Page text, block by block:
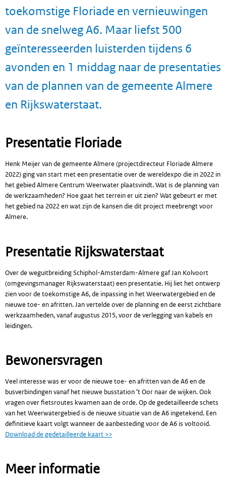
toekomstige Floriade en vernieuwingen
van de snelweg A6. Maar liefst 500
geïnteresseerden luisterden tijdens 6
avonden en 1 middag naar de presentaties
van de plannen van de gemeente Almere
en Rijkswaterstaat.
Presentatie Floriade
Henk Meijer van de gemeente Almere (projectdirecteur Floriade Almere
2022) ging van start met een presentatie over de wereldexpo die in 2022 in
het gebied Almere Centrum Weerwater plaatsvindt. Wat is de planning van
de werkzaamheden? Hoe gaat het terrein er uit zien? Wat gebeurt er met
het gebied na 2022 en wat zijn de kansen die dit project meebrengt voor
Almere.
Presentatie Rijkswaterstaat
Over de weguitbreiding Schiphol-Amsterdam-Almere gaf Jan Kolvoort
(omgevingsmanager Rijkswaterstaat) een presentatie. Hij liet het ontwerp
zien voor de toekomstige A6, de inpassing in het Weerwatergebied en de
nieuwe toe- en afritten. Jan vertelde over de planning en de eerst zichtbare
werkzaamheden, vanaf augustus 2015, voor de verlegging van kabels en
leidingen.
Bewonersvragen
Veel interesse was er voor de nieuwe toe- en afritten van de A6 en de
busverbindingen vanaf het nieuwe busstation ’t Oor naar de wijken. Ook
vragen over fietsroutes kwamen aan de orde. Op de gedetailleerde schets
van het Weerwatergebied is de nieuwe situatie van de A6 ingetekend. Een
definitieve kaart volgt wanneer de aanbesteding voor de A6 is voltooid.
Download de gedetailleerde kaart >>
Meer informatie